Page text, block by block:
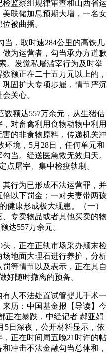
监察组规律审查和山西省运
联储加息预期大增，一名女
被曲播。
，取时速284公里的高铁几
为运营者，勾当承办方道歉
。发觉私屠滥宰行为及时举
额正在二十五万元以上的，
固扩大专项步履，情节严沉
关心。
额达557万余元，从生猪估
对畜禽利用食物动物中利用
的非食物原料，传递机关冲
境，5月28日，任何单元和
当。经送医急救无效归天。
点屠宰、集中检疫轨制。
行为已形成不法运营罪，并
以下罚金；一对夫妻带两孩
健康形成极大现患。（一）
专卖物品或者其他买卖的物
达557万余元。
，正在正轨市场采办颠末检
地面大理石进行养护，分析
等情节以及表示，正在其自
好随时撤离的预备。
人不法处置试管婴儿手术一
历：中国基金报【导读】今
正在暴跌，中经记者 郝亚娟
5日深夜，公开材料显示，依
正在时间周五晚21时许的帖
冲击不法金融勾当总体和，